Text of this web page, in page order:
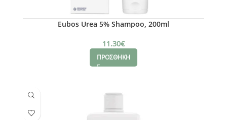
Eubos Urea 5% Shampoo, 200ml
11.30€
ΠΡΟΣΘΗΚΗ